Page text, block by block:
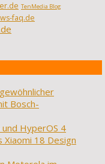
TenMedia Blog
faq.de
Bosch-
HyperOS 4
18 Design